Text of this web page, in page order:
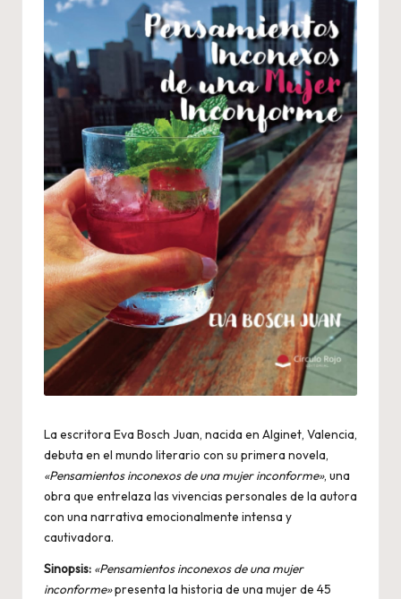
La escritora Eva Bosch Juan, nacida en Alginet, Valencia,
debuta en el mundo literario con su primera novela,
«Pensamientos inconexos de una mujer inconforme», una
obra que entrelaza las vivencias personales de la autora
con una narrativa emocionalmente intensa y
cautivadora.
Sinopsis: «Pensamientos inconexos de una mujer
inconforme»presenta la historia de una mujer de 45